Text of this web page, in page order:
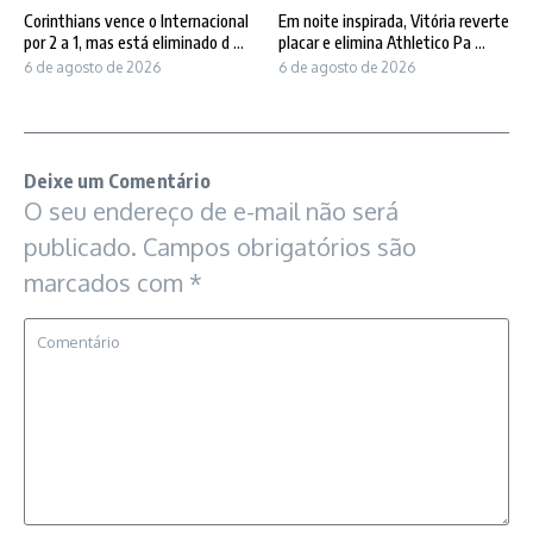
Corinthians vence o Internacional
por 2 a 1, mas está eliminado d ...
6 de agosto de 2026
Em noite inspirada, Vitória reverte
placar e elimina Athletico Pa ...
6 de agosto de 2026
Deixe um Comentário
O seu endereço de e-mail não será
publicado. Campos obrigatórios são
marcados com *